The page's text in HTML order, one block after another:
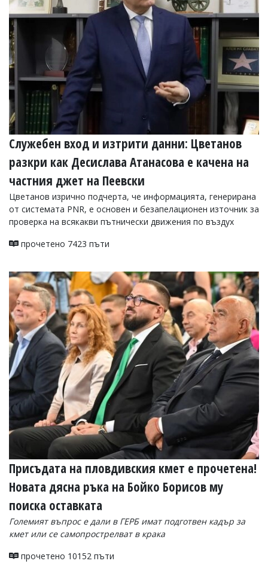
УКРАЙНА
СПОРТ
РАЗСЛЕДВАНЕ
БИЗНЕС
Управители:
Веселин
Василев,
email:
v.vasilev@flagman.bg
Катя
Касабова,
еmail:k.kassabova@flagman.bg
Главен
Иван
email:
Коментарите
под
статиите
се
въвеждат
от
читателите
и
редакцията
не
носи
отговорност
за
тях!
Ако
откриете
за
вас
коментар,
сигнализирайте
ни!
Служебен вход и изтрити данни: Цветанов
разкри как Десислава Атанасова е качена на
частния джет на Пеевски
Цветанов изрично подчерта, че информацията, генерирана
от системата PNR, е основен и безапелационен източник за
проверка на всякакви пътнически движения по въздух
прочетено 7423 пъти
Присъдата на пловдивския кмет е прочетена!
Новата дясна ръка на Бойко Борисов му
поиска оставката
Големият въпрос е дали в ГЕРБ имат подготвен кадър за
кмет или се самопрострелват в крака
прочетено 10152 пъти